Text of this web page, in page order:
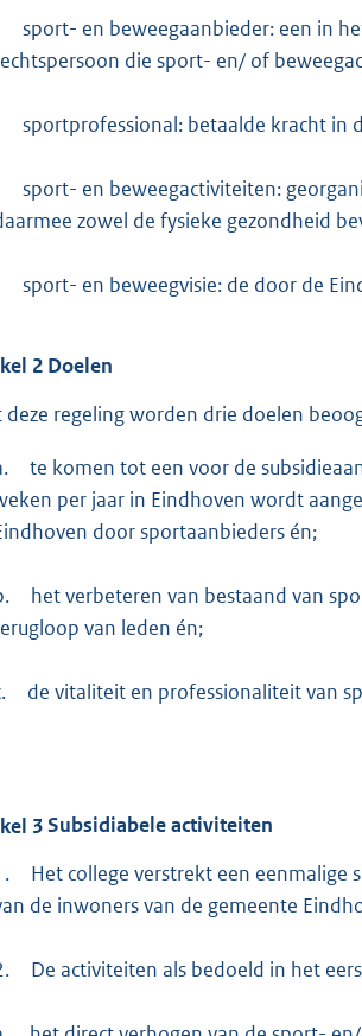
sport- en beweegaanbieder: een in
die sport- en/ of
sportprofessional: betaalde kracht in
sport- en beweegactiviteiten:
zowel de fysieke gezondheid
sport- en beweegvisie: de door de
2 Doelen
deze regeling worden drie doelen
te komen tot een voor de
per jaar in Eindhoven wordt
door sportaanbieders én;
het verbeteren van bestaand van
van leden én;
de vitaliteit en professionaliteit van
3Subsidiabele activiteiten
Het college verstrekt een
de inwoners van de gemeente
De activiteiten als bedoeld in het